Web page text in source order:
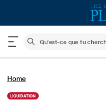
Le champ de
Home
LIQUIDATION